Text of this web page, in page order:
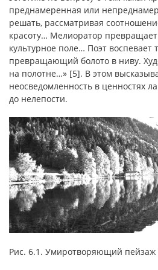
преднамеренная или
решать, рассматривая
красоту… Мелиоратор
культурное поле… Поэт воспевает
превращающий болото в ниву.
на полотне…» [5]. В этом
неосведомленность в ценностях
до нелепости.
Рис. 6.1. Умиротворяющий пейзаж